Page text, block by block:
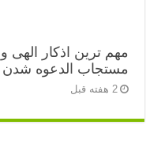
مهم ترین اذکار
مستجاب الدعوه شدن
2 هفته قبل